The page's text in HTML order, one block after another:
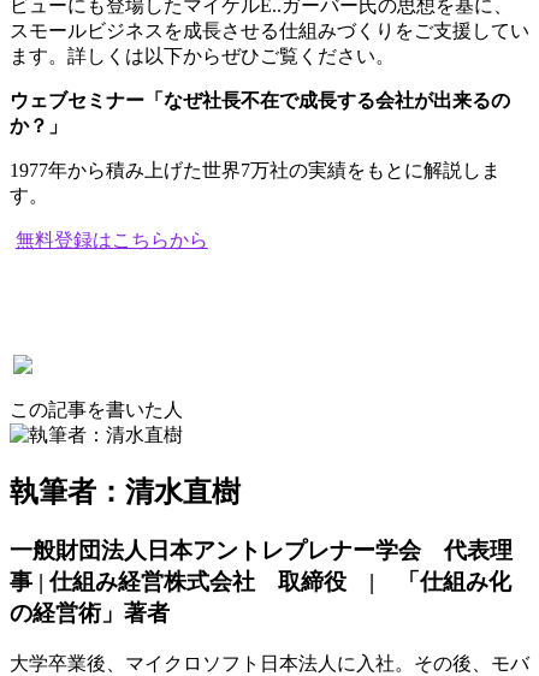
ビューにも登場したマイケルE..ガーバー氏の思想を基に、
スモールビジネスを成長させる仕組みづくりをご支援してい
ます。詳しくは以下からぜひご覧ください。
ウェブセミナー「なぜ社長不在で成長する会社が出来るの
か？」
1977年から積み上げた世界7万社の実績をもとに解説しま
す。
無料登録はこちらから
この記事を書いた人
執筆者：清水直樹
一般財団法人日本アントレプレナー学会 代表理
事 | 仕組み経営株式会社 取締役 | 「仕組み化
の経営術」著者
大学卒業後、マイクロソフト日本法人に入社。その後、モバ